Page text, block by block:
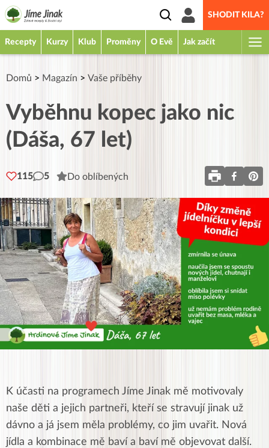
SHODIT KILA?
Recepty Kurzy Klub Proměny O Evě Jak začít
Domů > Magazín > Vaše příběhy
Vyběhnu kopec jako nic
(Dáša, 67 let)
115 5 Do oblíbených
K účasti na programech Jíme Jinak mě motivovaly
naše děti a jejich partneři, kteří se stravují jinak už
dávno a já jsem měla problémy, co jim uvařit. Nová
jídla a kombinace mě baví a baví mě objevovat další.